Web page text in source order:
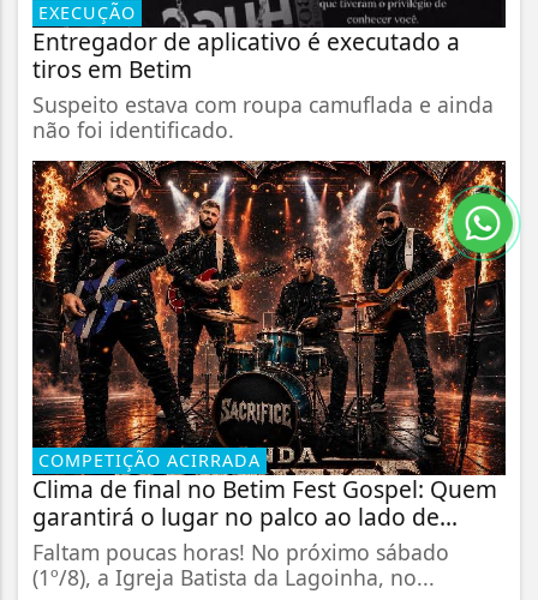
EXECUÇÃO
Entregador de aplicativo é executado a
tiros em Betim
Suspeito estava com roupa camuflada e ainda
não foi identificado.
COMPETIÇÃO ACIRRADA
Clima de final no Betim Fest Gospel: Quem
garantirá o lugar no palco ao lado de...
Faltam poucas horas! No próximo sábado
(1º/8), a Igreja Batista da Lagoinha, no...